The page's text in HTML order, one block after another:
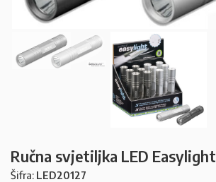
Ručna svjetiljka LED Easylight
Šifra: LED20127